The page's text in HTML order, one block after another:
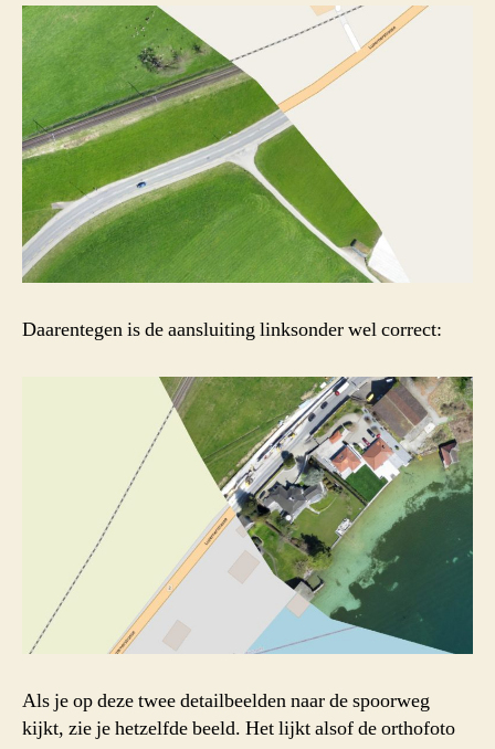
Daarentegen is de aansluiting linksonder wel correct:
Als je op deze twee detailbeelden naar de spoorweg
kijkt, zie je hetzelfde beeld. Het lijkt alsof de orthofoto